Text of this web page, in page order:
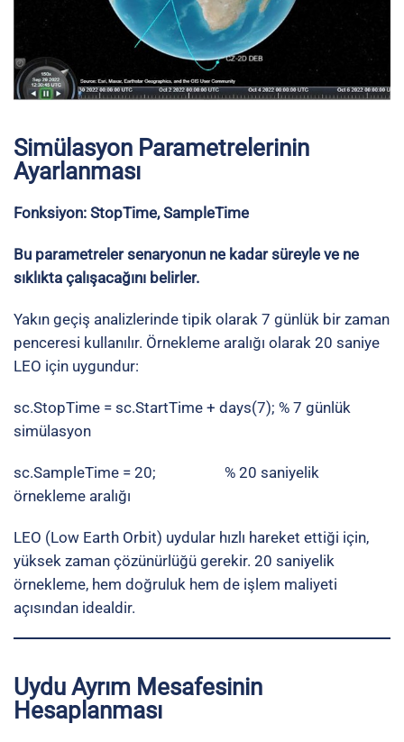
Simülasyon Parametrelerinin
Ayarlanması
Fonksiyon: StopTime, SampleTime
Bu parametreler senaryonun ne kadar süreyle ve ne
sıklıkta çalışacağını belirler.
Yakın geçiş analizlerinde tipik olarak 7 günlük bir zaman
penceresi kullanılır. Örnekleme aralığı olarak 20 saniye
LEO için uygundur:
sc.StopTime = sc.StartTime + days(7); % 7 günlük
simülasyon
sc.SampleTime = 20; % 20 saniyelik
örnekleme aralığı
LEO (Low Earth Orbit) uydular hızlı hareket ettiği için,
yüksek zaman çözünürlüğü gerekir. 20 saniyelik
örnekleme, hem doğruluk hem de işlem maliyeti
açısından idealdir.
Uydu Ayrım Mesafesinin
Hesaplanması